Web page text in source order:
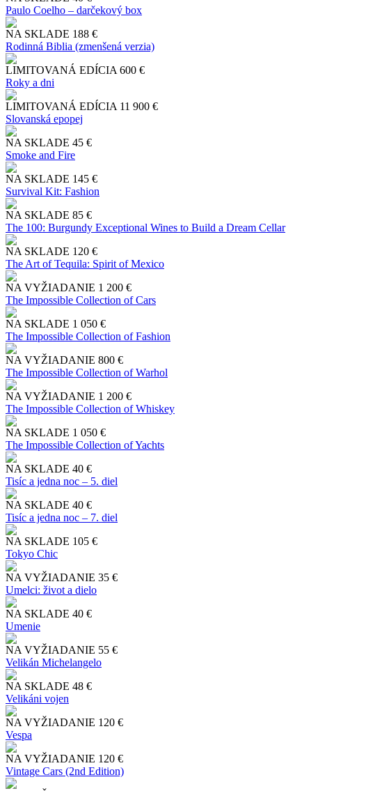
Paulo Coelho – darčekový box
NA SKLADE 188 €
Rodinná Biblia (zmenšená verzia)
LIMITOVANÁ EDÍCIA 600 €
Roky a dni
LIMITOVANÁ EDÍCIA 11 900 €
Slo​vanská epopej
NA SKLADE 45 €
Smoke and Fire
NA SKLADE 145 €
Survival Kit: Fashion
NA SKLADE 85 €
The 100: Burgundy Exceptional Wines to Build a Dream Cellar
NA SKLADE 120 €
The Art of Tequila: Spirit of Mexico
NA VYŽIADANIE 1 200 €
The Impossible Collection of Cars
NA SKLADE 1 050 €
The Impossible Collection of Fashion
NA VYŽIADANIE 800 €
The Impossible Collection of Warhol
NA VYŽIADANIE 1 200 €
The Impossible Collection of Whiskey
NA SKLADE 1 050 €
The Impossible Collection of Yachts
NA SKLADE 40 €
Tisíc a jedna noc – 5. diel
NA SKLADE 40 €
Tisíc a jedna noc – 7. diel
NA SKLADE 105 €
Tokyo Chic
NA VYŽIADANIE 35 €
Umelci: život a dielo
NA SKLADE 40 €
Umenie
NA VYŽIADANIE 55 €
Velikán Michelangelo
NA SKLADE 48 €
Velikáni vojen
NA VYŽIADANIE 120 €
Vespa
NA VYŽIADANIE 120 €
Vintage Cars (2nd Edition)